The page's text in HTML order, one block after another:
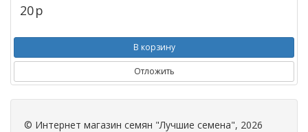
20p
В корзину
Отложить
© Интернет магазин семян "Лучшие семена", 2026